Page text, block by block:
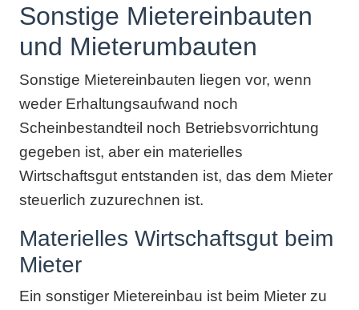
Sonstige Mietereinbauten
und Mieterumbauten
Sonstige Mietereinbauten liegen vor, wenn
weder Erhaltungsaufwand noch
Scheinbestandteil noch Betriebsvorrichtung
gegeben ist, aber ein materielles
Wirtschaftsgut entstanden ist, das dem Mieter
steuerlich zuzurechnen ist.
Materielles Wirtschaftsgut beim
Mieter
Ein sonstiger Mietereinbau ist beim Mieter zu